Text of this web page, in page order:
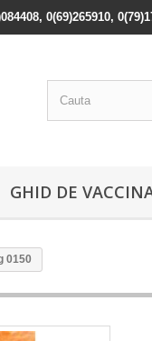
0(69)265910,
GHID DE
0150